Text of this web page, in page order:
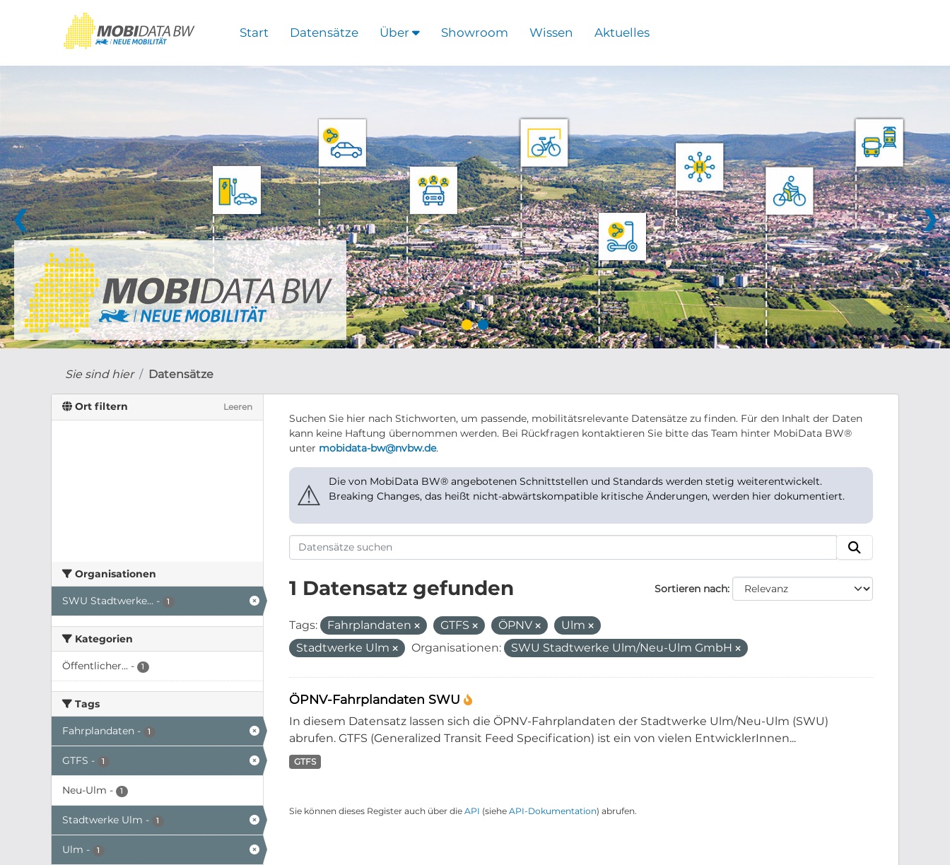
Start Datensätze Über Showroom Wissen Aktuelles
❮ ❯
Sie sind hier Datensätze
Ort filtern Leeren
Organisationen
SWU Stadtwerke... - 1
Kategorien
Öffentlicher... - 1
Tags
Fahrplandaten - 1
GTFS - 1
Neu-Ulm - 1
Stadtwerke Ulm - 1
Ulm - 1
Suchen Sie hier nach Stichworten, um passende, mobilitätsrelevante Datensätze zu finden. Für den Inhalt der Daten
kann keine Haftung übernommen werden. Bei Rückfragen kontaktieren Sie bitte das Team hinter MobiData BW®
unter mobidata-bw@nvbw.de.
⚠
Die von MobiData BW® angebotenen Schnittstellen und Standards werden stetig weiterentwickelt.
Breaking Changes, das heißt nicht-abwärtskompatible kritische Änderungen, werden hier dokumentiert.
Sortieren nach
1 Datensatz gefunden
Tags: Fahrplandaten GTFS ÖPNV
Ulm
Stadtwerke Ulm
Organisationen: SWU Stadtwerke Ulm/Neu-Ulm GmbH
ÖPNV-Fahrplandaten SWU
In diesem Datensatz lassen sich die ÖPNV-Fahrplandaten der Stadtwerke Ulm/Neu-Ulm (SWU)
abrufen. GTFS (Generalized Transit Feed Specification) ist ein von vielen EntwicklerInnen...
GTFS
Sie können dieses Register auch über die API (siehe API-Dokumentation) abrufen.